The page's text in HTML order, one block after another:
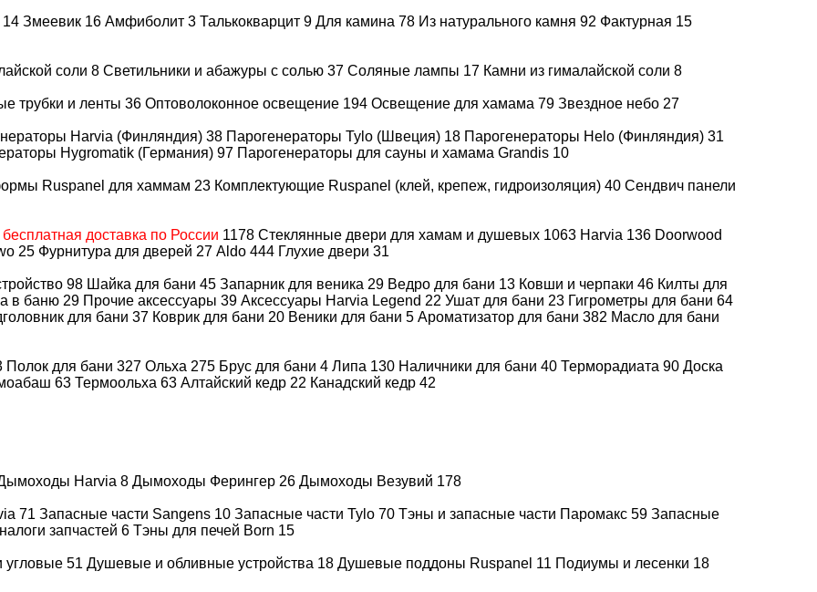
14 Змеевик 16 Амфиболит 3 Талькокварцит 9 Для камина 78 Из натурального камня 92 Фактурная 15
соли 8 Светильники и абажуры с солью 37 Соляные лампы 17 Камни из гималайской соли 8
трубки и ленты 36 Оптоволоконное освещение 194 Освещение для хамама 79 Звездное небо 27
Harvia (Финляндия) 38 Парогенераторы Tylo (Швеция) 18 Парогенераторы Helo (Финляндия) 31
Hygromatik (Германия) 97 Парогенераторы для сауны и хамама Grandis 10
Ruspanel для хаммам 23 Комплектующие Ruspanel (клей, крепеж, гидроизоляция) 40 Сендвич панели
бесплатная доставка по России 1178 Стеклянные двери для хамам и душевых 1063 Harvia 136 Doorwood
25 Фурнитура для дверей 27 Aldo 444 Глухие двери 31
98 Шайка для бани 45 Запарник для веника 29 Ведро для бани 13 Ковши и черпаки 46 Килты для
в баню 29 Прочие аксессуары 39 Аксессуары Harvia Legend 22 Ушат для бани 23 Гигрометры для бани 64
для бани 37 Коврик для бани 20 Веники для бани 5 Ароматизатор для бани 382 Масло для бани
Полок для бани 327 Ольха 275 Брус для бани 4 Липа 130 Наличники для бани 40 Терморадиата 90 Доска
63 Термоольха 63 Алтайский кедр 22 Канадский кедр 42
Harvia 8 Дымоходы Ферингер 26 Дымоходы Везувий 178
71 Запасные части Sangens 10 Запасные части Tylo 70 Тэны и запасные части Паромакс 59 Запасные
запчастей 6 Тэны для печей Born 15
угловые 51 Душевые и обливные устройства 18 Душевые поддоны Ruspanel 11 Подиумы и лесенки 18
Печи Ермак
Дровяные печи
Костёр (Россия)
Печи KASTOR
(Финляндия)
Дровяные печи
GrillD
Вулкан (Россия)
Печь сетка
Печь в парную на дровах
Котел топка для бани на дровах